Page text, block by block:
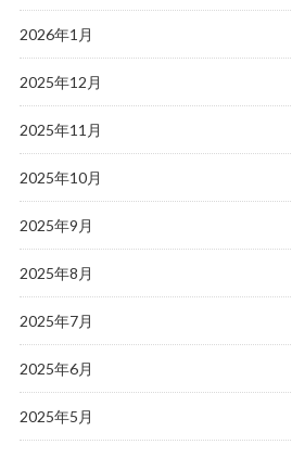
2026年1月
2025年12月
2025年11月
2025年10月
2025年9月
2025年8月
2025年7月
2025年6月
2025年5月